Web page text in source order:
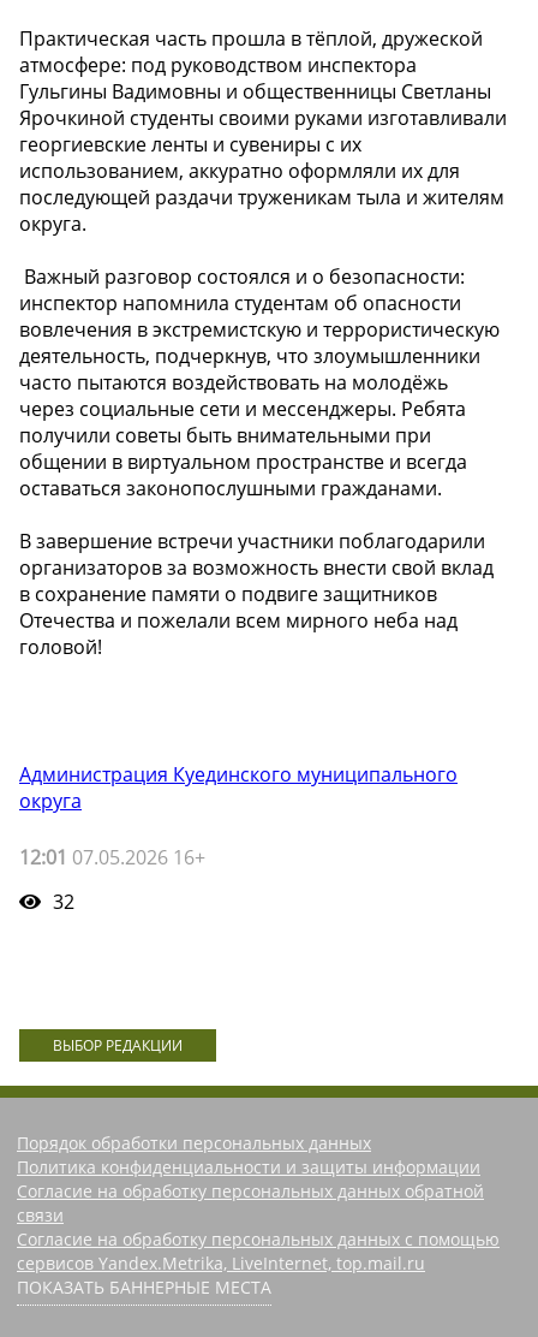
Практическая часть прошла в тёплой, дружеской
атмосфере: под руководством инспектора
Гульгины Вадимовны и общественницы Светланы
Ярочкиной студенты своими руками изготавливали
георгиевские ленты и сувениры с их
использованием, аккуратно оформляли их для
последующей раздачи труженикам тыла и жителям
округа.
️ Важный разговор состоялся и о безопасности:
инспектор напомнила студентам об опасности
вовлечения в экстремистскую и террористическую
деятельность, подчеркнув, что злоумышленники
часто пытаются воздействовать на молодёжь
через социальные сети и мессенджеры. Ребята
получили советы быть внимательными при
общении в виртуальном пространстве и всегда
оставаться законопослушными гражданами.
В завершение встречи участники поблагодарили
организаторов за возможность внести свой вклад
в сохранение памяти о подвиге защитников
Отечества и пожелали всем мирного неба над
головой!
Администрация Куединского муниципального
округа
12:01 07.05.2026 16+
32
ВЫБОР РЕДАКЦИИ
Порядок обработки персональных данных
Политика конфиденциальности и защиты информации
Согласие на обработку персональных данных обратной
связи
Согласие на обработку персональных данных с помощью
сервисов Yandex.Metrika, LiveInternet, top.mail.ru
ПОКАЗАТЬ БАННЕРНЫЕ МЕСТА